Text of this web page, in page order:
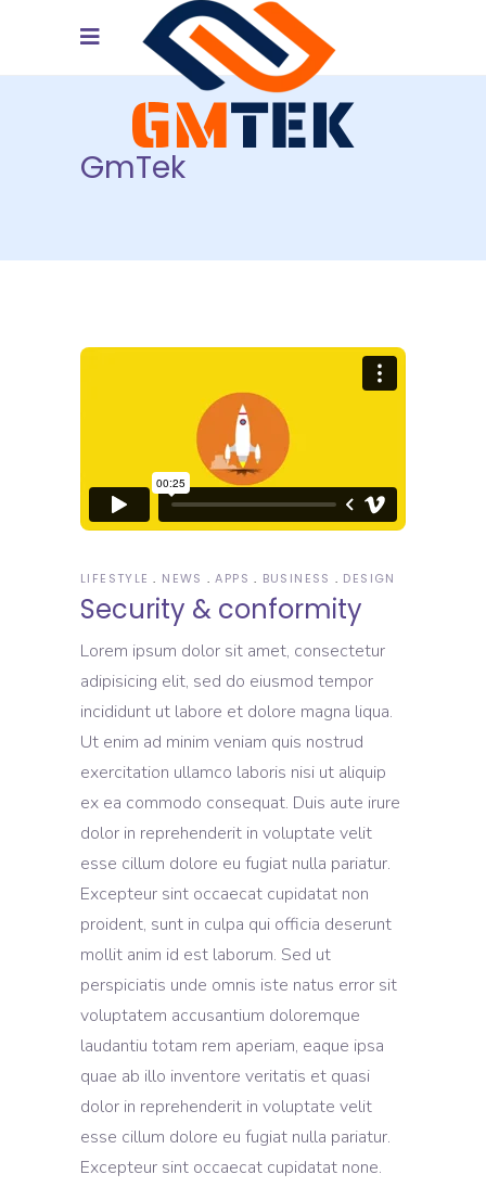
GmTek
LIFESTYLE NEWS APPS BUSINESS DESIGN
Security & conformity
Lorem ipsum dolor sit amet, consectetur
adipisicing elit, sed do eiusmod tempor
incididunt ut labore et dolore magna liqua.
Ut enim ad minim veniam quis nostrud
exercitation ullamco laboris nisi ut aliquip
ex ea commodo consequat. Duis aute irure
dolor in reprehenderit in voluptate velit
esse cillum dolore eu fugiat nulla pariatur.
Excepteur sint occaecat cupidatat non
proident, sunt in culpa qui officia deserunt
mollit anim id est laborum. Sed ut
perspiciatis unde omnis iste natus error sit
voluptatem accusantium doloremque
laudantiu totam rem aperiam, eaque ipsa
quae ab illo inventore veritatis et quasi
dolor in reprehenderit in voluptate velit
esse cillum dolore eu fugiat nulla pariatur.
Excepteur sint occaecat cupidatat none.